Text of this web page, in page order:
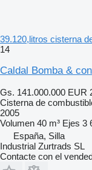
39.120,litros cisterna
14
Caldal Bomba &
Gs. 141.000.000 EUR
Cisterna de
2005
Volumen 40 m³ Ejes 3
España, Silla
Industrial Zurtrads SL
Contacte con el